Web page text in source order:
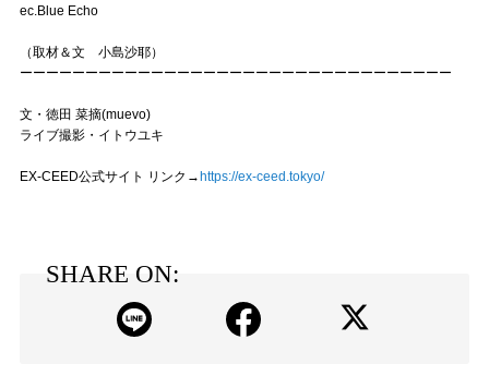
ec.Blue Echo
（取材＆文 小島沙耶）
ーーーーーーーーーーーーーーーーーーーーーーーーーーーーーーーーー
文・徳田 菜摘(muevo)
ライブ撮影・イトウユキ
EX-CEED公式サイト リンク→ https://ex-ceed.tokyo/
SHARE ON: